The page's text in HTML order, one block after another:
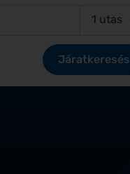
1 utas
Járatkeresés